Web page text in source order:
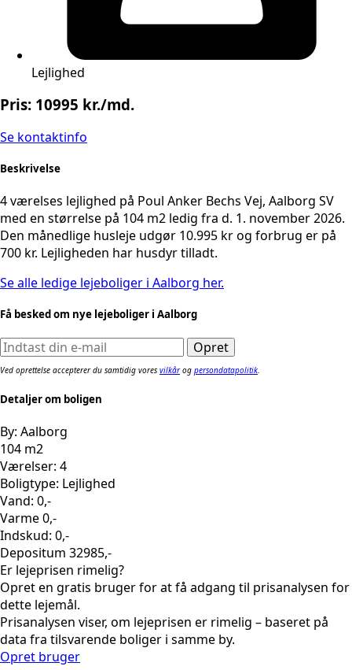
Lejlighed
Pris: 10995 kr./md.
Se kontaktinfo
Beskrivelse
4 værelses lejlighed på Poul Anker Bechs Vej, Aalborg SV
med en størrelse på 104 m2 ledig fra d. 1. november 2026.
Den månedlige husleje udgør 10.995 kr og forbrug er på
700 kr. Lejligheden har husdyr tilladt.
Se alle ledige lejeboliger i Aalborg her.
Få besked om nye lejeboliger i Aalborg
Ved oprettelse accepterer du samtidig vores vilkårog persondatapolitik.
Detaljer om boligen
By: Aalborg
104 m2
Værelser: 4
Boligtype: Lejlighed
Vand: 0,-
Varme 0,-
Indskud: 0,-
Depositum 32985,-
Er lejeprisen rimelig?
Opret en gratis bruger for at få adgang til prisanalysen for
dette lejemål.
Prisanalysen viser, om lejeprisen er rimelig – baseret på
data fra tilsvarende boliger i samme by.
Opret bruger